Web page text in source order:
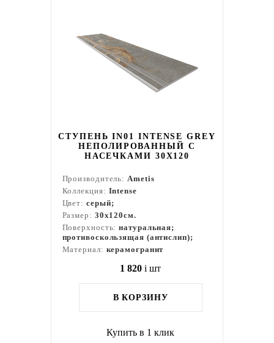
СТУПЕНЬ IN01 INTENSE GREY
НЕПОЛИРОВАННЫЙ С
НАСЕЧКАМИ 30X120
Производитель:Ametis
Коллекция: Intense
Цвет: серый;
Размер: 30x120см.
Поверхность:натуральная;
противоскользящая (антислип);
Материал: керамогранит
1 820 i шт
В КОРЗИНУ
Купить в 1 клик